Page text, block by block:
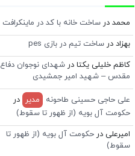
محمد درساخت خانه با کد در ماینکرافت
بهزاد درساخت تیم در بازی pes
کاظم خلیلی یکتا درشهدای نوجوان دفاع
مقدس – شهید امیر جمشیدی
علی حاجی حسینی طاحونه مدیر
در
حکومت آل بویه (از ظهور تا سقوط)
امیرعلی درحکومت آل بویه (از ظهور تا
سقوط)